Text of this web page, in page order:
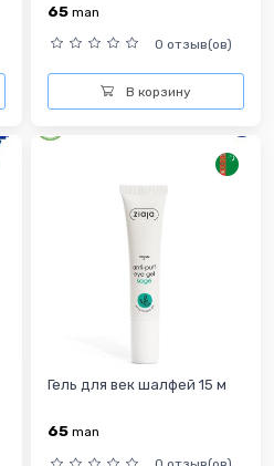
65 man
0 отзыв(ов)
В корзину
Гель для век шалфей 15 м
65 man